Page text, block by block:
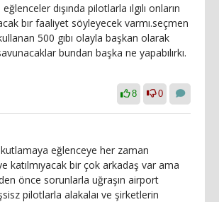
dışında pilotlarla ılgılı onların
bır faaliyet söyleyecek varmı.seçmen
500 gıbı olayla başkan olarak
bundan başka ne yapabılırkı.
8 0
eğlenceye her zaman
katılmıyacak bir çok arkadaş var ama
önce sorunlarla uğraşın airport
pilotlarla alakalaı ve şirketlerin